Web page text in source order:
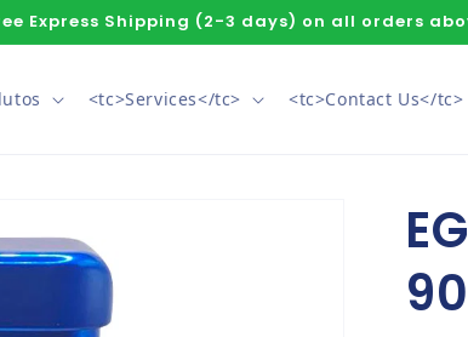
Express Shipping (2-3 days) on all orders
<tc>Services</tc> <tc>Contact Us</tc>